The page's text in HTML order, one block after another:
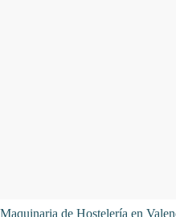
Maquinaria de Hostelería en